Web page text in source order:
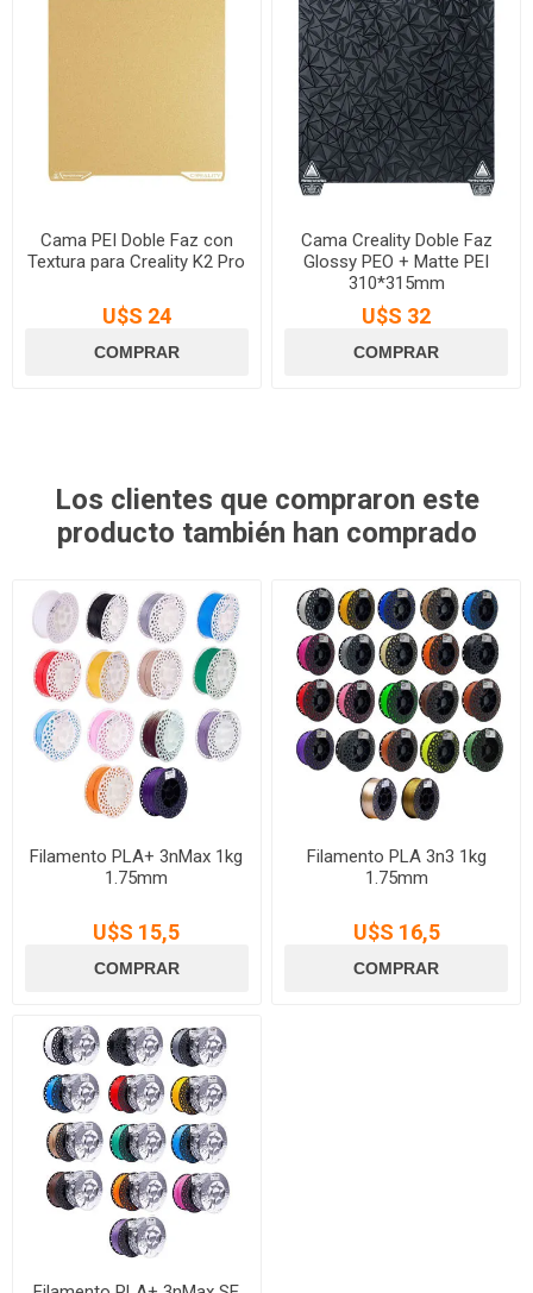
Cama PEI Doble Faz con
Textura para Creality K2 Pro
U$S 24
Cama Creality Doble Faz
Glossy PEO + Matte PEI
310*315mm
U$S 32
Los clientes que compraron este
producto también han comprado
Filamento PLA+ 3nMax 1kg
1.75mm
U$S 15,5
Filamento PLA 3n3 1kg
1.75mm
U$S 16,5